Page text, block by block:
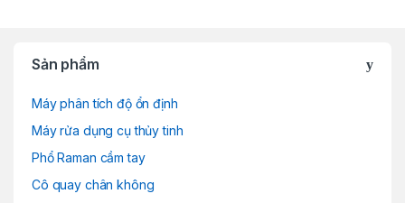
Sản phẩm
Máy phân tích độ ổn định
Máy rửa dụng cụ thủy tinh
Phổ Raman cầm tay
Cô quay chân không